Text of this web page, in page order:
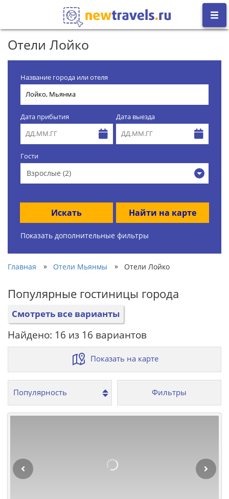
Отели Лойко
Название города или отеля
Дата прибытия Дата выезда
Гости
Взрослые (2)
Искать Найти на карте
Показать дополнительные фильтры
Главная » Отели Мьянмы » Отели Лойко
Популярные гостиницы города
Смотреть все варианты
Найдено: 16 из 16 вариантов
Показать на карте
Фильтры